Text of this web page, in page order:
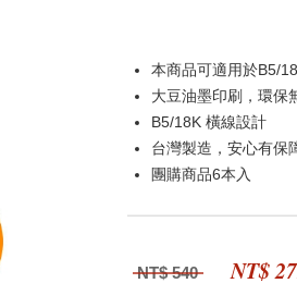
本商品可適用於B5/
大豆油墨印刷，環保
B5/18K 橫線設計
台灣製造，安心有保
團購商品6本入
NT$ 540 NT$